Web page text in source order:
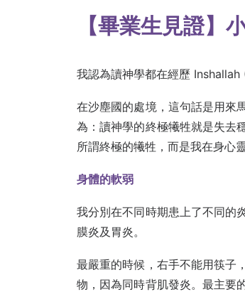
【畢業生見證】
我認為讀神學都在經歷 Inshallah
在沙塵國的處境，這句話是用來
為：讀神學的終極犧牲就是失去
所謂終極的犧牲，而是我在身心
身體的軟弱
我分別在不同時期患上了不同的
膜炎及胃炎。
最嚴重的時候，右手不能用筷子
物，因為同時背肌發炎。最主要